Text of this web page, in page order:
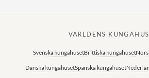
VÄRLDENS KUNGAHUS
Svenska kungahusetBrittiska kungahuset
Danska kungahusetSpanska kungahuset